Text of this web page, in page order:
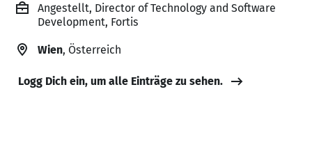
Angestellt, Director of Technology and Software
Development, Fortis
Wien, Österreich
Logg Dich ein, um alle Einträge zu sehen.